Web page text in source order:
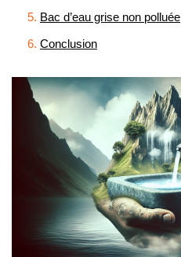
Bac d’eau grise non polluée
Conclusion